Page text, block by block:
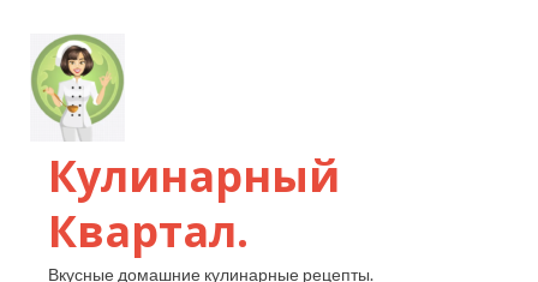
Кулинарный
Квартал.
Вкусные домашние кулинарные рецепты.